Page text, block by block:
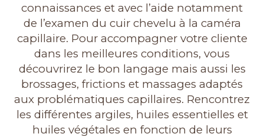
connaissances et avec l’aide notamment
de l’examen du cuir chevelu à la caméra
capillaire. Pour accompagner votre cliente
dans les meilleures conditions, vous
découvrirez le bon langage mais aussi les
brossages, frictions et massages adaptés
aux problématiques capillaires. Rencontrez
les différentes argiles, huiles essentielles et
huiles végétales en fonction de leurs